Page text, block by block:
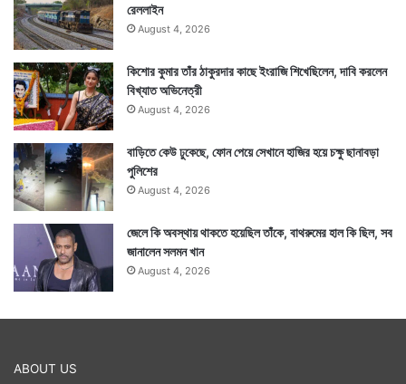
রেললাইন
August 4, 2026
কিশোর কুমার তাঁর ঠাকুরদার কাছে ইংরাজি শিখেছিলেন, দাবি করলেন
বিখ্যাত অভিনেত্রী
August 4, 2026
বাড়িতে কেউ ঢুকেছে, ফোন পেয়ে সেখানে হাজির হয়ে চক্ষু ছানাবড়া
পুলিশের
August 4, 2026
জেলে কি অবস্থায় থাকতে হয়েছিল তাঁকে, বাথরুমের হাল কি ছিল, সব
জানালেন সলমন খান
August 4, 2026
ABOUT US